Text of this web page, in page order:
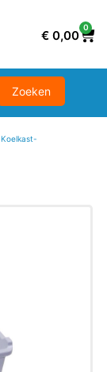
€ 0,00
0
Koelkast-